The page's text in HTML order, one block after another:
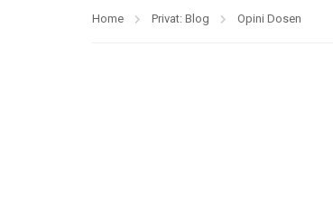
Home Privat: Blog Opini Dosen